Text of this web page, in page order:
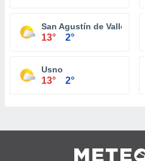
San Agustín de Valle Fertíl
13° 2°
Usno
13° 2°